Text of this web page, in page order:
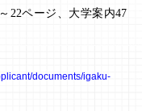
22ページ、大学案内47
documents/igaku-